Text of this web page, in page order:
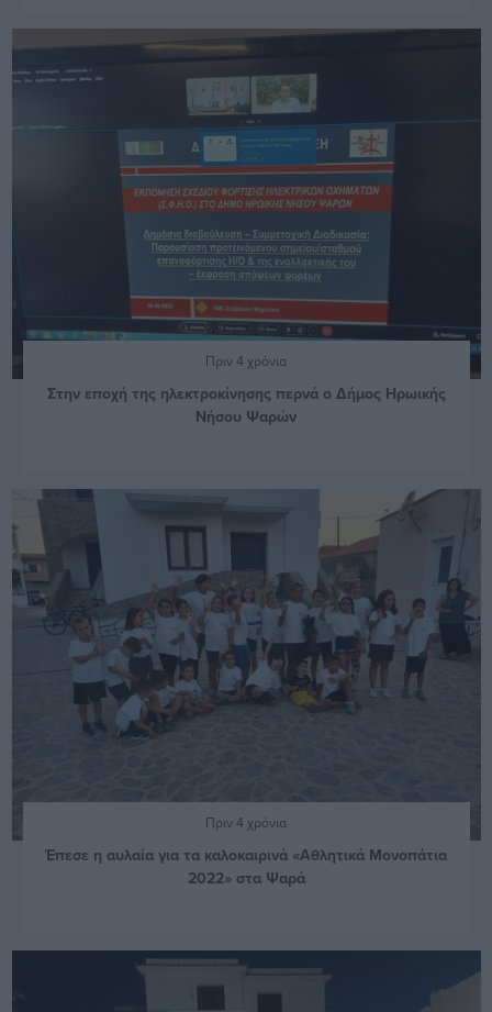
Πριν 4 χρόνια
Στην εποχή της ηλεκτροκίνησης περνά ο Δήμος Ηρωικής
Νήσου Ψαρών
Πριν 4 χρόνια
Έπεσε η αυλαία για τα καλοκαιρινά «Αθλητικά Μονοπάτια
2022» στα Ψαρά